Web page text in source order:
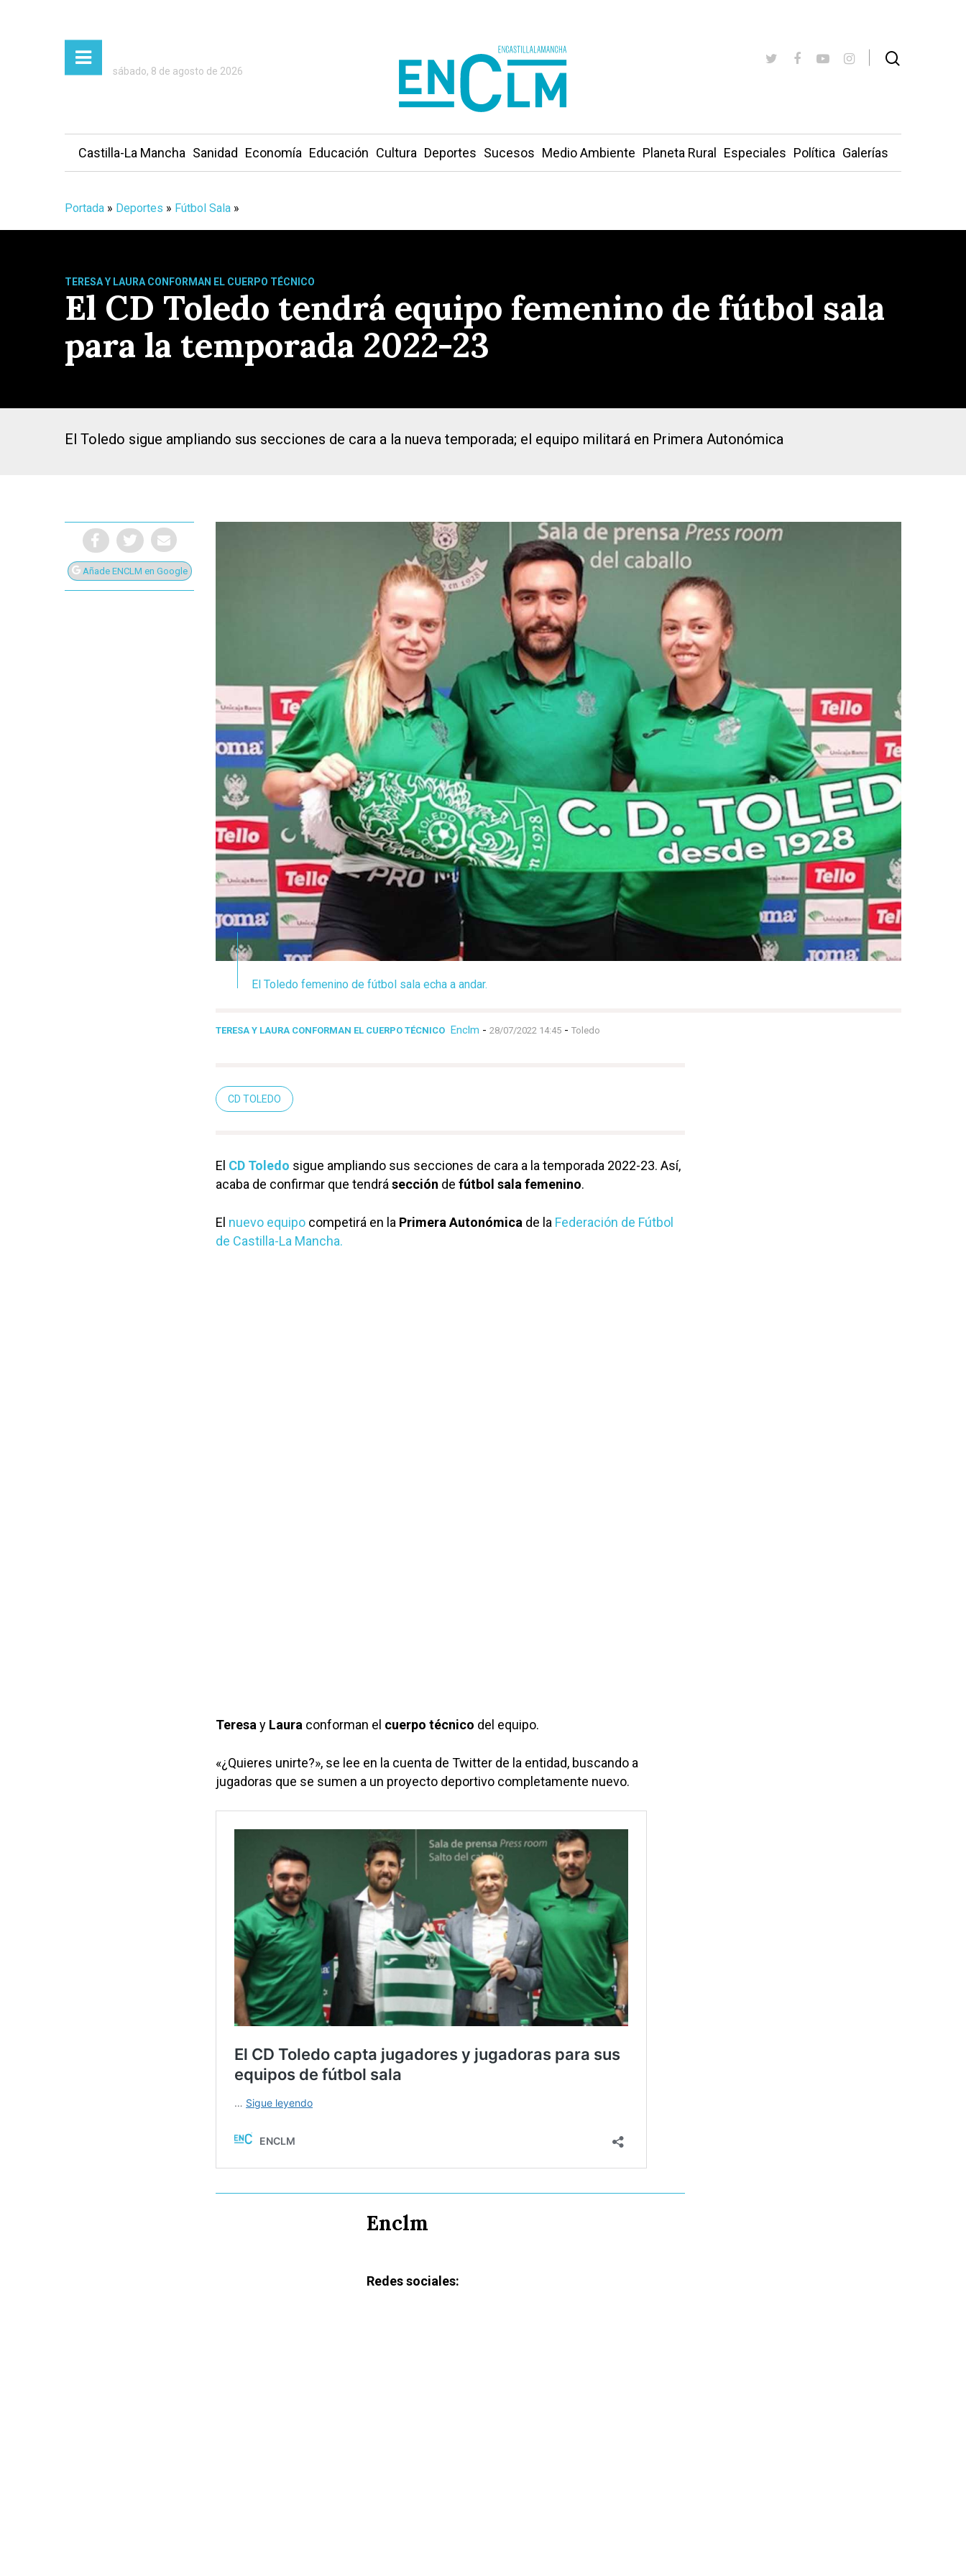
Presiona Intro para buscar o ESC para cerrar
sábado, 8 de agosto de 2026
Castilla-La Mancha Sanidad Economía Educación Cultura Deportes Sucesos Medio Ambiente Planeta Rural Especiales Política Galerías
Portada » Deportes » Fútbol Sala »
TERESA Y LAURA CONFORMAN EL CUERPO TÉCNICO
El CD Toledo tendrá equipo femenino de fútbol sala
para la temporada 2022-23
El Toledo sigue ampliando sus secciones de cara a la nueva temporada; el equipo militará en Primera Autonómica
Añade ENCLM en Google
El Toledo femenino de fútbol sala echa a andar.
TERESA Y LAURA CONFORMAN EL CUERPO TÉCNICO Enclm - 28/07/2022 14:45 - Toledo
CD TOLEDO
El CD Toledo sigue ampliando sus secciones de cara a la temporada 2022-23. Así,
acaba de confirmar que tendrá sección de fútbol sala femenino.
El nuevo equipo competirá en la Primera Autonómica de la Federación de Fútbol
de Castilla-La Mancha.
Teresa y Laura conforman el cuerpo técnico del equipo.
«¿Quieres unirte?», se lee en la cuenta de Twitter de la entidad, buscando a
jugadoras que se sumen a un proyecto deportivo completamente nuevo.
Enclm
Redes sociales: